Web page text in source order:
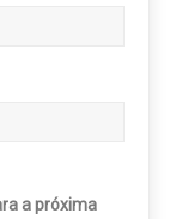
a próxima